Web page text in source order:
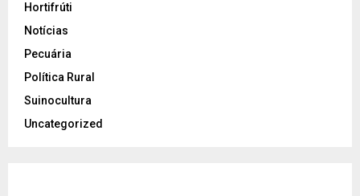
Hortifrúti
Notícias
Pecuária
Política Rural
Suinocultura
Uncategorized